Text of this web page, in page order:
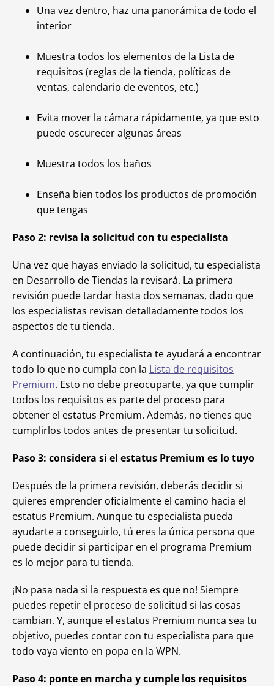
Una vez dentro, haz una panorámica de todo el
interior
Muestra todos los elementos de la Lista de
requisitos (reglas de la tienda, políticas de
ventas, calendario de eventos, etc.)
Evita mover la cámara rápidamente, ya que esto
puede oscurecer algunas áreas
Muestra todos los baños
Enseña bien todos los productos de promoción
que tengas
Paso 2: revisa la solicitud con tu especialista
Una vez que hayas enviado la solicitud, tu especialista
en Desarrollo de Tiendas la revisará. La primera
revisión puede tardar hasta dos semanas, dado que
los especialistas revisan detalladamente todos los
aspectos de tu tienda.
A continuación, tu especialista te ayudará a encontrar
todo lo que no cumpla con la Lista de requisitos
Premium. Esto no debe preocuparte, ya que cumplir
todos los requisitos es parte del proceso para
obtener el estatus Premium. Además, no tienes que
cumplirlos todos antes de presentar tu solicitud.
Paso 3: considera si el estatus Premium es lo tuyo
Después de la primera revisión, deberás decidir si
quieres emprender oficialmente el camino hacia el
estatus Premium. Aunque tu especialista pueda
ayudarte a conseguirlo, tú eres la única persona que
puede decidir si participar en el programa Premium
es lo mejor para tu tienda.
¡No pasa nada si la respuesta es que no! Siempre
puedes repetir el proceso de solicitud si las cosas
cambian. Y, aunque el estatus Premium nunca sea tu
objetivo, puedes contar con tu especialista para que
todo vaya viento en popa en la WPN.
Paso 4: ponte en marcha y cumple los requisitos